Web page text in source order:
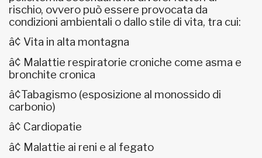
rischio, ovvero può essere provocata da
condizioni ambientali o dallo stile di vita, tra cui:
â¢ Vita in alta montagna
â¢ Malattie respiratorie croniche come asma e
bronchite cronica
â¢Tabagismo (esposizione al monossido di
carbonio)
â¢ Cardiopatie
â¢ Malattie ai reni e al fegato